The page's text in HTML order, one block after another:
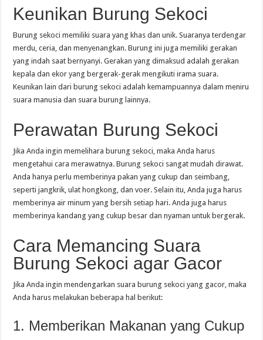
Keunikan Burung Sekoci
Burung sekoci memiliki suara yang khas dan unik. Suaranya terdengar
merdu, ceria, dan menyenangkan. Burung ini juga memiliki gerakan
yang indah saat bernyanyi. Gerakan yang dimaksud adalah gerakan
kepala dan ekor yang bergerak-gerak mengikuti irama suara.
Keunikan lain dari burung sekoci adalah kemampuannya dalam meniru
suara manusia dan suara burung lainnya.
Perawatan Burung Sekoci
Jika Anda ingin memelihara burung sekoci, maka Anda harus
mengetahui cara merawatnya. Burung sekoci sangat mudah dirawat.
Anda hanya perlu memberinya pakan yang cukup dan seimbang,
seperti jangkrik, ulat hongkong, dan voer. Selain itu, Anda juga harus
memberinya air minum yang bersih setiap hari. Anda juga harus
memberinya kandang yang cukup besar dan nyaman untuk bergerak.
Cara Memancing Suara
Burung Sekoci agar Gacor
Jika Anda ingin mendengarkan suara burung sekoci yang gacor, maka
Anda harus melakukan beberapa hal berikut:
1. Memberikan Makanan yang Cukup